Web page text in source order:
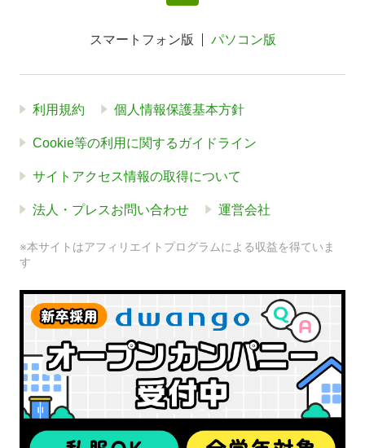
スマートフォン版 パソコン版
利用規約 個人情報保護基本方針
Cookie等の利用に関するガイドライン
サイトアクセス情報の取得について
法人・プレスお問い合わせ 運営会社
※本サイトはアフィリエイトプログラムによる収益を得ていま
す